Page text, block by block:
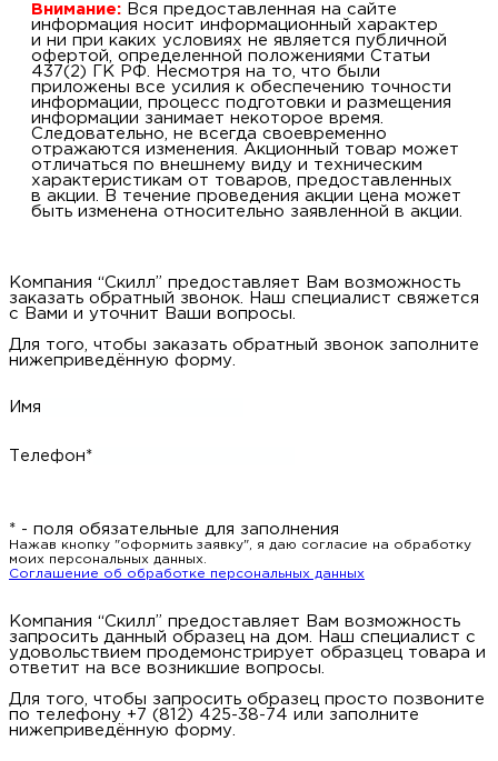
Внимание: Вся предоставленная на сайте
информация носит информационный характер
и ни при каких условиях не является публичной
офертой, определенной положениями Статьи
437(2) ГК РФ. Несмотря на то, что были
приложены все усилия к обеспечению точности
информации, процесс подготовки и размещения
информации занимает некоторое время.
Следовательно, не всегда своевременно
отражаются изменения. Акционный товар может
отличаться по внешнему виду и техническим
характеристикам от товаров, предоставленных
в акции. В течение проведения акции цена может
быть изменена относительно заявленной в акции.
Компания “Скилл” предоставляет Вам возможность
заказать обратный звонок. Наш специалист свяжется
с Вами и уточнит Ваши вопросы.
Для того, чтобы заказать обратный звонок заполните
нижеприведённую форму.
Имя
Телефон*
* - поля обязательные для заполнения
Нажав кнопку "оформить заявку", я даю согласие на обработку
моих персональных данных.
Соглашение об обработке персональных данных
Компания “Скилл” предоставляет Вам возможность
запросить данный образец на дом. Наш специалист с
удовольствием продемонстрирует образцец товара и
ответит на все возникшие вопросы.
Для того, чтобы запросить образец просто позвоните
по телефону +7 (812) 425-38-74 или заполните
нижеприведённую форму.